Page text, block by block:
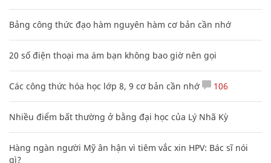
Bảng công thức đạo hàm nguyên hàm cơ bản cần nhớ
20 số điện thoại ma ám bạn không bao giờ nên gọi
Các công thức hóa học lớp 8, 9 cơ bản cần nhớ 106
Nhiều điểm bất thường ở bằng đại học của Lý Nhã Kỳ
Hàng ngàn người Mỹ ân hận vì tiêm vắc xin HPV: Bác sĩ nói
gì?